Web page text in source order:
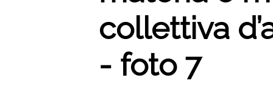
collettiva
- foto 7